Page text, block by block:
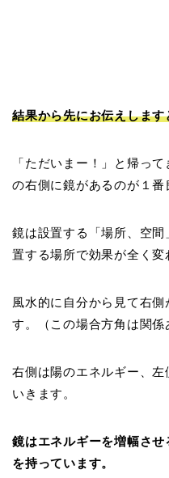
結果から先にお伝えしま
「ただいまー！」と帰っ
の右側に鏡があるのが１番
鏡は設置する「場所、空
置する場所で効果が全く変
風水的に自分から見て右
す。（この場合方角は関係
右側は陽のエネルギー、
いきます。
鏡はエネルギーを増幅さ
を持っています。